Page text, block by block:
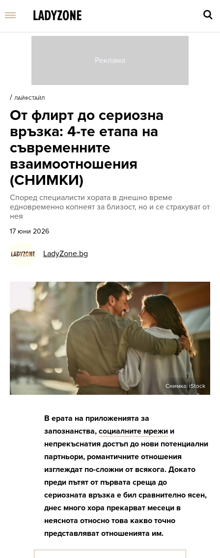
/ ЛАЙФСТАЙЛ
От флирт до сериозна
връзка: 4-те етапа на
съвременните
взаимоотношения
(СНИМКИ)
Според специалисти хората в днешно време
едновременно копнеят за близост, но и се страхуват от
нея
17 юни 2026
LadyZone.bg
Снимка: iStock
В ерата на приложенията за
запознанства, социалните мрежи и
непрекъснатия достъп до нови потенциални
партньори, романтичните отношения
изглеждат по-сложни от всякога. Докато
преди пътят от първата среща до
сериозната връзка е бил сравнително ясен,
днес много хора прекарват месеци в
неяснота относно това какво точно
представляват отношенията им.